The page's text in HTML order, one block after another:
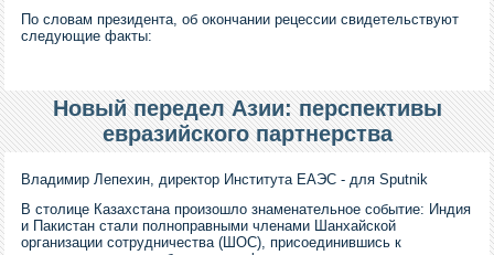
По словам президента, об окончании рецессии свидетельствуют
следующие факты:
Новый передел Азии: перспективы
евразийского партнерства
Владимир Лепехин, директор Института ЕАЭС - для Sputnik
В столице Казахстана произошло знаменательное событие: Индия
и Пакистан стали полноправными членами Шанхайской
организации сотрудничества (ШОС), присоединившись к